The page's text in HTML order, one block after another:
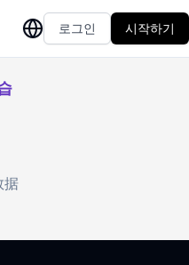
로그인 시작하기
据